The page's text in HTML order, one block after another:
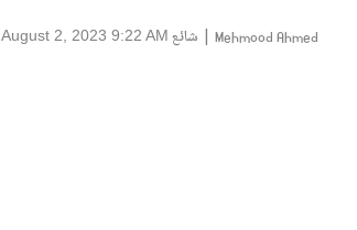
Mehmood Ahmed
| شائع August 2, 2023 9:22 AM